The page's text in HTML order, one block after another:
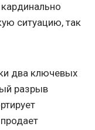
ситуацию, так
два ключевых
разрыв